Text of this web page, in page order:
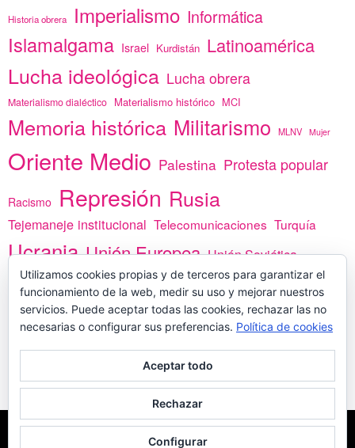
Historia obrera Imperialismo Informática
Islamalgama Israel Kurdistán Latinoamérica
Lucha ideológica Lucha obrera
Materialismo dialéctico Materialismo histórico MCI
Memoria histórica Militarismo MLNV Mujer
Oriente Medio Palestina Protesta popular
Racismo Represión Rusia
Tejemaneje institucional Telecomunicaciones Turquía
Ucrania Unión Europea Unión Soviética
vacunas Yemen África
PREGÚNTANOS
Utilizamos cookies propias y de terceros para garantizar el
funcionamiento de la web, medir su uso y mejorar nuestros
servicios. Puede aceptar todas las cookies, rechazar las no
necesarias o configurar sus preferencias. Política de cookies
Aceptar todo
Rechazar
Configurar